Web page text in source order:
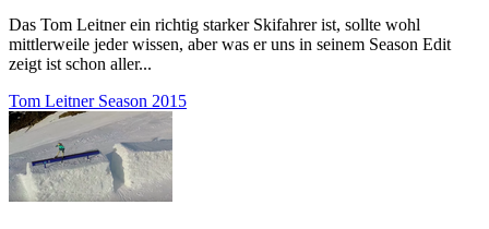
Das Tom Leitner ein richtig starker Skifahrer ist, sollte wohl
mittlerweile jeder wissen, aber was er uns in seinem Season Edit
zeigt ist schon aller...
Tom Leitner Season 2015